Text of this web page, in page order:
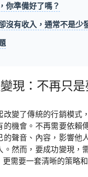
你準備好了嗎？
沒有收入，通常不是少
現：不再只
改變了傳統的行銷模式
的機會。不再需要依賴
的聲音、內容，影響他
。然而，要成功變現，
更需要一套清晰的策略